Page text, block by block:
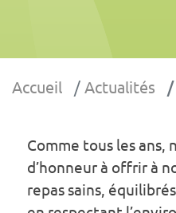
Accueil Actualités
Comme tous les ans,
d’honneur à offrir à
repas sains,